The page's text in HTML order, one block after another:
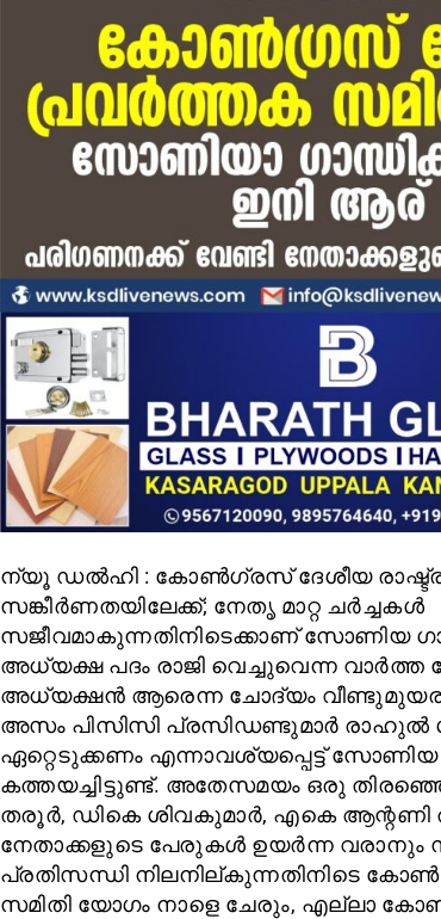
ന്യൂ ഡൽഹി : കോൺഗ്രസ് ദേശീയ
സങ്കീർണതയിലേക്ക്; നേതൃ മാറ്റ ചർച്ചകൾ
സജീവമാകുന്നതിനിടെക്കാണ് സോണിയ
അധ്യക്ഷ പദം രാജി വെച്ചുവെന്ന
അധ്യക്ഷൻ ആരെന്ന ചോദ്യം
അസം പിസിസി പ്രസിഡണ്ടുമാർ രാഹുൽ
ഏറ്റെടുക്കണം എന്നാവശ്യപ്പെട്ട് സോണിയ
കത്തയച്ചിട്ടുണ്ട്. അതേസമയം ഒരു
തരൂർ, ഡികെ ശിവകുമാർ, എകെ ആന്റണി
നേതാക്കളുടെ പേരുകൾ ഉയർന്ന വരാനും
പ്രതിസന്ധി നിലനില്കുന്നതിനിടെ
സമിതി യോഗം നാളെ ചേരും, എല്ലാ